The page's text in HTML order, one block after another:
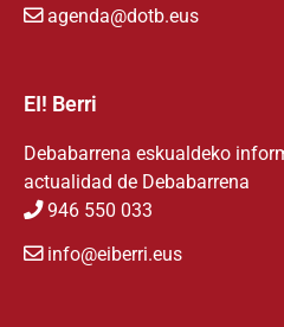
agenda@dotb.eus
EI! Berri
Debabarrena eskualdeko
actualidad de Debabarrena
946 550 033
info@eiberri.eus